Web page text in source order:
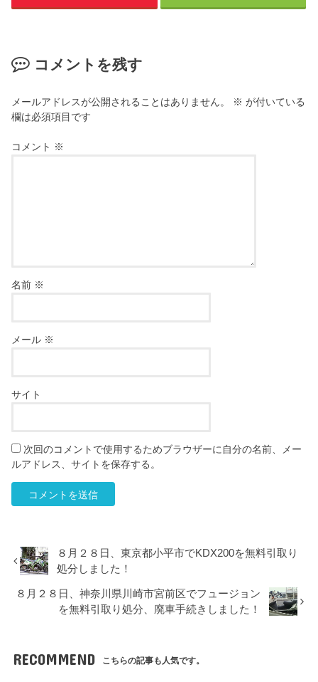
コメントを残す
メールアドレスが公開されることはありません。 ※ が付いている
欄は必須項目です
コメント ※
名前 ※
メール ※
サイト
次回のコメントで使用するためブラウザーに自分の名前、メー
ルアドレス、サイトを保存する。
８月２８日、東京都小平市でKDX200を無料引取り
処分しました！
８月２８日、神奈川県川崎市宮前区でフュージョン
を無料引取り処分、廃車手続きしました！
RECOMMEND こちらの記事も人気です。